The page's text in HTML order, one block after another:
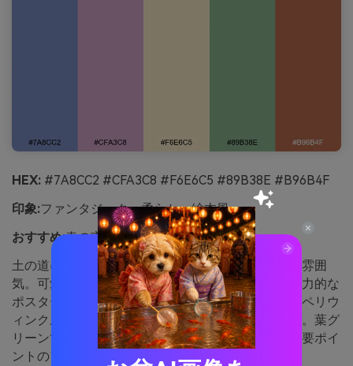
HEX: #7A8CC2 #CFA3C8 #F6E6C5 #89B38E #B96B4F
印象:ファンタジック・柔らか・絵本風
おすすめ:春の市場ポスター
土の道に咲く花のように、親しみやすく招き入れる雰囲
気。可愛くなりすぎない田舎色の組み合わせは、魅力的な
ポスターにぴったり。バタークリームをベースに、ペリウ
ィンクルとライラックでタイトルやグラフィックを。葉グ
リーンで温かみをバランス。テラコッタは日付や重要ポイ
ントのアクセントに限定して使うのがおすすめ。